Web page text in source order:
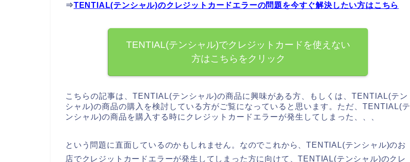
⇒TENTIAL(テンシャル)のクレジットカードエラーの問題を今すぐ解決したい方はこちら
TENTIAL(テンシャル)でクレジットカードを使えない
方はこちらをクリック
こちらの記事は、TENTIAL(テンシャル)の商品に興味がある方、もしくは、TENTIAL(テン
シャル)の商品の購入を検討している方がご覧になっていると思います。ただ、TENTIAL(テ
ンシャル)の商品を購入する時にクレジットカードエラーが発生してしまった、、、
という問題に直面しているのかもしれません。なのでこれから、TENTIAL(テンシャル)のお
店でクレジットカードエラーが発生してしまった方に向けて、TENTIAL(テンシャル)のクレ